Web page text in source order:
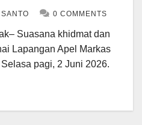
0 COMMENTS
Suasana khidmat dan
Lapangan Apel Markas
pagi, 2 Juni 2026.